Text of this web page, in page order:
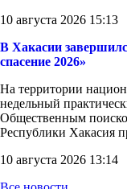
10 августа 2026 15:13
В Хакасии
спасение 2026»
На территории
недельный
Общественным
Республики Хакасия
10 августа 2026 13:14